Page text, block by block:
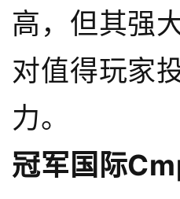
高，但其强
对值得玩家
力。
冠军国际